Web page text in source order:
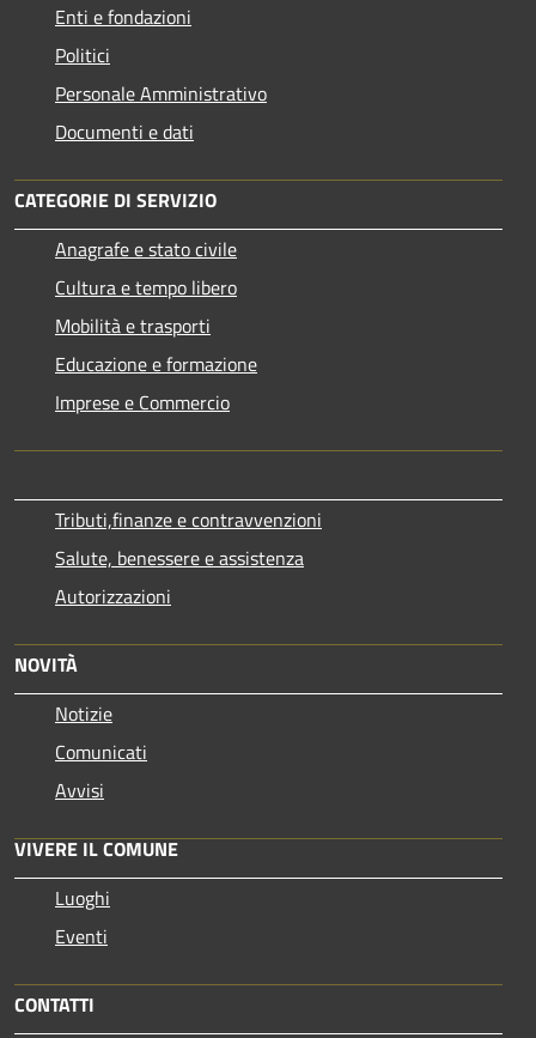
Enti e fondazioni
Politici
Personale Amministrativo
Documenti e dati
CATEGORIE DI SERVIZIO
Anagrafe e stato civile
Cultura e tempo libero
Mobilità e trasporti
Educazione e formazione
Imprese e Commercio
Tributi,finanze e contravvenzioni
Salute, benessere e assistenza
Autorizzazioni
NOVITÀ
Notizie
Comunicati
Avvisi
VIVERE IL COMUNE
Luoghi
Eventi
CONTATTI